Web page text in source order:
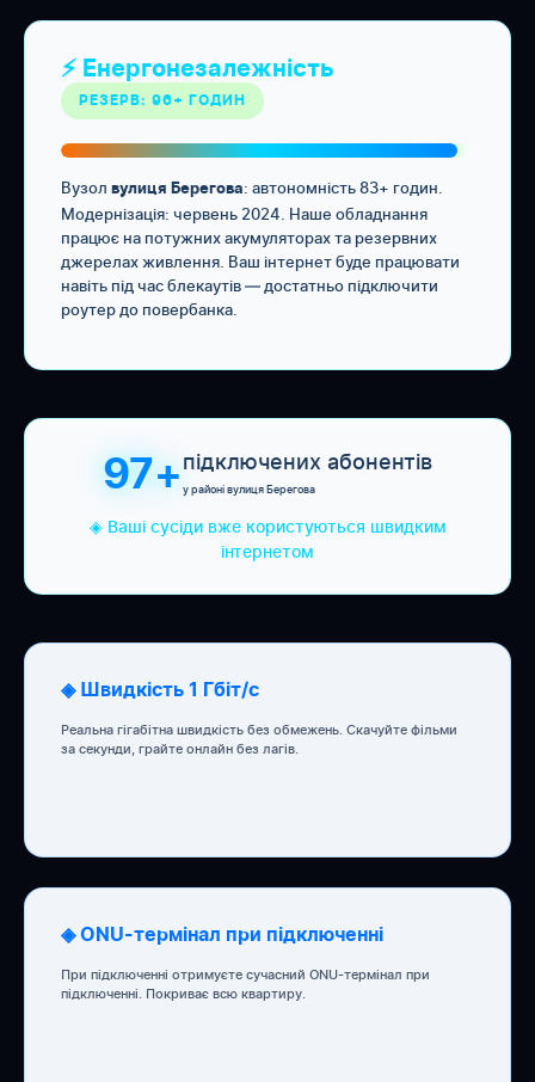
⚡ Енергонезалежність
РЕЗЕРВ: 96+ ГОДИН
Вузол вулиця Берегова: автономність 83+ годин.
Модернізація: червень 2024. Наше обладнання
працює на потужних акумуляторах та резервних
джерелах живлення. Ваш інтернет буде працювати
навіть під час блекаутів — достатньо підключити
роутер до повербанка.
97+підключених абонентів
у районі вулиця Берегова
◈ Ваші сусіди вже користуються швидким
інтернетом
◈ Швидкість 1 Гбіт/с
Реальна гігабітна швидкість без обмежень. Скачуйте фільми
за секунди, грайте онлайн без лагів.
◈ ONU-термінал при підключенні
При підключенні отримуєте сучасний ONU-термінал при
підключенні. Покриває всю квартиру.